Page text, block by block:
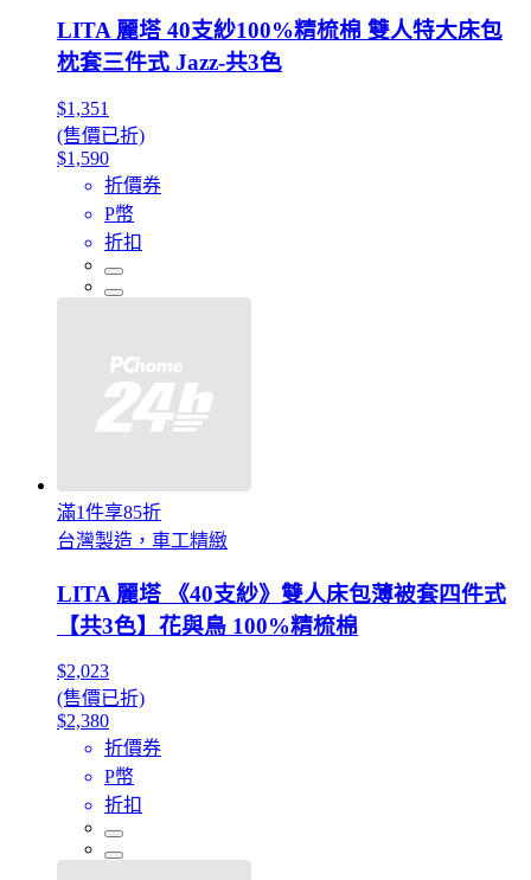
LITA 麗塔 40支紗100%精梳棉 雙人特大床包
枕套三件式 Jazz-共3色
$1,351
(售價已折)
$1,590
折價券
P幣
折扣
滿1件享85折
台灣製造，車工精緻
LITA 麗塔 《40支紗》雙人床包薄被套四件式
【共3色】花與鳥 100%精梳棉
$2,023
(售價已折)
$2,380
折價券
P幣
折扣